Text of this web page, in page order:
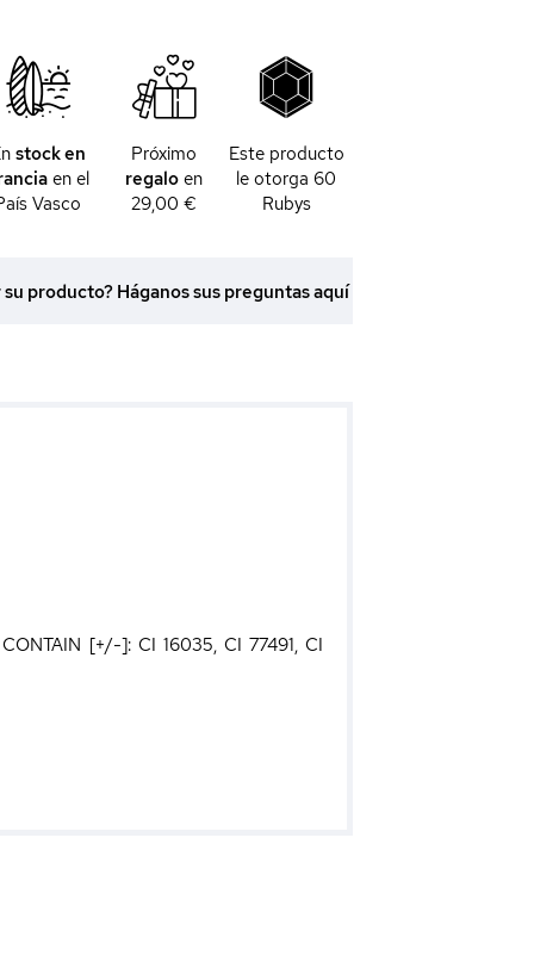
stock en
en el
Vasco
Próximo
regalo en
29,00 €
Este producto
le otorga60
Rubys
producto? Háganos sus preguntas aquí
[+/-]: CI 16035, CI 77491, CI